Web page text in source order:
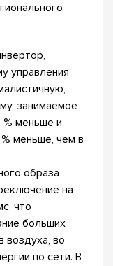
управления
занимаемое
меньше и
меньше, чем в
образа
на
что
больших
воздуха, во
по сети. В